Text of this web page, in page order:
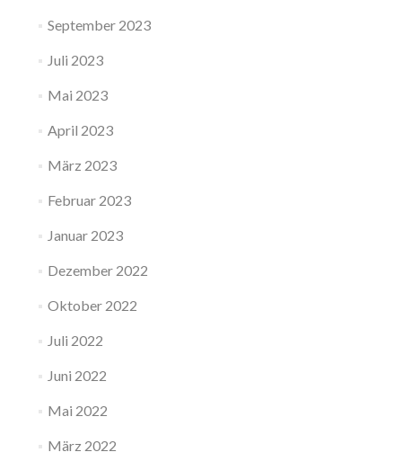
September 2023
Juli 2023
Mai 2023
April 2023
März 2023
Februar 2023
Januar 2023
Dezember 2022
Oktober 2022
Juli 2022
Juni 2022
Mai 2022
März 2022